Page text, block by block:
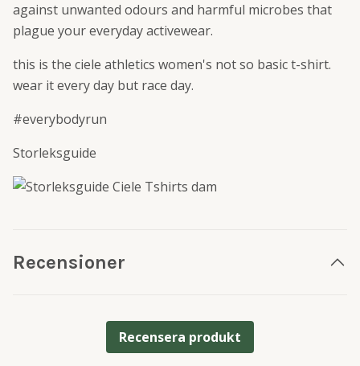
against unwanted odours and harmful microbes that
plague your everyday activewear.
this is the ciele athletics women's not so basic t-shirt.
wear it every day but race day.
#everybodyrun
Storleksguide
Recensioner
Recensera produkt